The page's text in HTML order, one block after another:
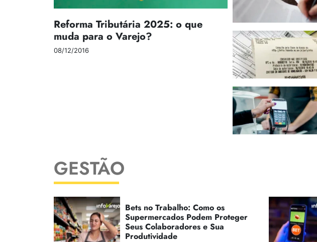
Reforma Tributária 2025: o que
muda para o Varejo?
08/12/2016
GESTÃO
Bets no Trabalho: Como os
Supermercados Podem Proteger
Seus Colaboradores e Sua
Produtividade